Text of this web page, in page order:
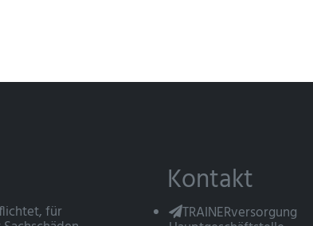
für
Kontakt
TRAINERversorgung